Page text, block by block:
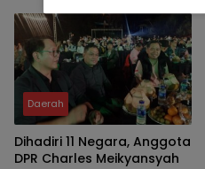
Daerah
Dihadiri 11 Negara, Anggota
DPR Charles Meikyansyah